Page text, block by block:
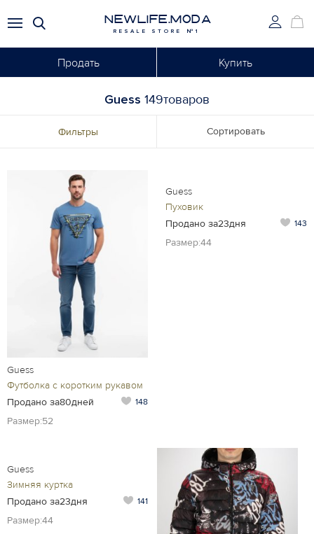
NEWLIFE.MODA
RESALE STORE №1
Продать Купить
Guess 149товаров
Фильтры Сортировать
Guess
Футболка с коротким рукавом
Продано за80дней
148
Размер:52
Guess
Пуховик
Продано за23дня
143
Размер:44
Guess
Зимняя куртка
Продано за23дня
141
Размер:44